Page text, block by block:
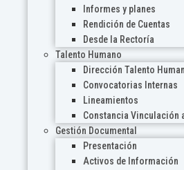
Informes y planes
Rendición de Cuentas
Desde la Rectoría
Talento Humano
Dirección Talento
Convocatorias Internas
Lineamientos
Constancia Vinculación
Gestión Documental
Presentación
Activos de Información